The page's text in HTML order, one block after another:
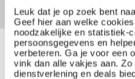
Leuk dat je op zoek bent
Geef hier aan welke
noodzakelijke en statistiek-
persoonsgegevens en
verbeteren. Ga je voor een
vink dan alle vakjes aan.
dienstverlening en deals